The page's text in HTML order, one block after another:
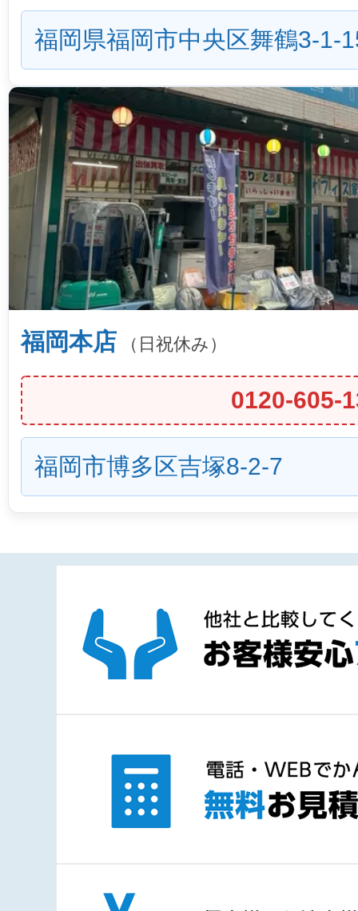
福岡県福岡市中央区舞鶴3-1-
福岡本店 （日祝休み）
0120-605-
福岡市博多区吉塚8-2-7